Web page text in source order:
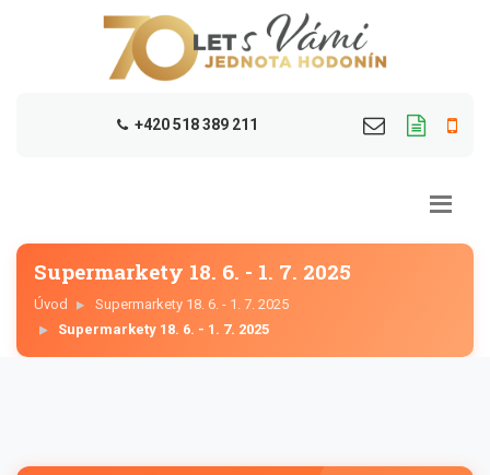
+420 518 389 211
Supermarkety 18. 6. - 1. 7. 2025
Úvod
Supermarkety 18. 6. - 1. 7. 2025
Supermarkety 18. 6. - 1. 7. 2025